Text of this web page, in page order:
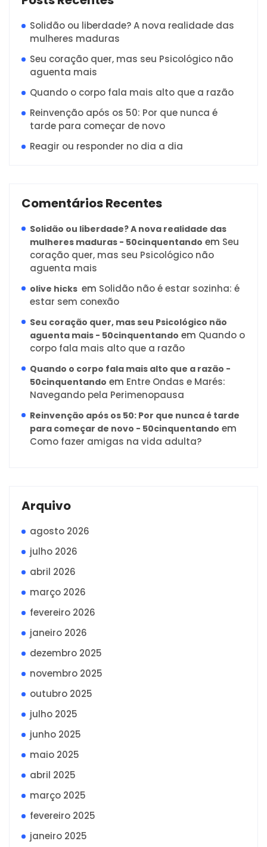
Solidão ou liberdade? A nova realidade das
mulheres maduras
Seu coração quer, mas seu Psicológico não
aguenta mais
Quando o corpo fala mais alto que a razão
Reinvenção após os 50: Por que nunca é
tarde para começar de novo
Reagir ou responder no dia a dia
Comentários Recentes
Solidão ou liberdade? A nova realidade das
mulheres maduras - 50cinquentando em Seu
coração quer, mas seu Psicológico não
aguenta mais
olive hicks em Solidão não é estar sozinha: é
estar sem conexão
Seu coração quer, mas seu Psicológico não
aguenta mais - 50cinquentando em Quando o
corpo fala mais alto que a razão
Quando o corpo fala mais alto que a razão -
50cinquentando em Entre Ondas e Marés:
Navegando pela Perimenopausa
Reinvenção após os 50: Por que nunca é tarde
para começar de novo - 50cinquentando em
Como fazer amigas na vida adulta?
Arquivo
agosto 2026
julho 2026
abril 2026
março 2026
fevereiro 2026
janeiro 2026
dezembro 2025
novembro 2025
outubro 2025
julho 2025
junho 2025
maio 2025
abril 2025
março 2025
fevereiro 2025
janeiro 2025